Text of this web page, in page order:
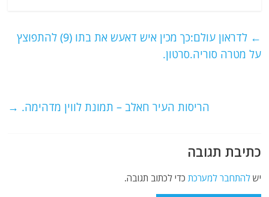
s
A
g
ra
l
er
e
k
←
לדראון עולם:כך מכין איש דאעש את בתו (9) להתפוצץ
על מטרה סוריה.סרטון.
הריסות העיר חאלב – תמונת לווין מדהימה. →
כתיבת תגובה
ישלהתחבר למערכת כדי לכתוב תגובה.